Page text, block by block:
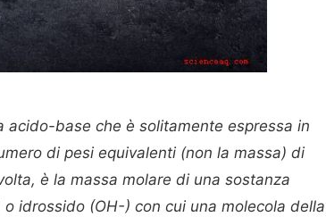
base che è solitamente espressa in
di pesi equivalenti (non la massa) di
è la massa molare di una sostanza
idrossido (OH-) con cui una molecola della